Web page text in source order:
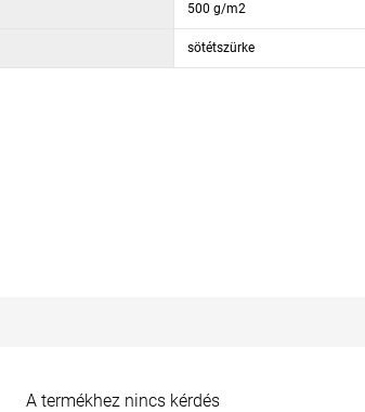
500 g/m2
sötétszürke
A termékhez nincs kérdés